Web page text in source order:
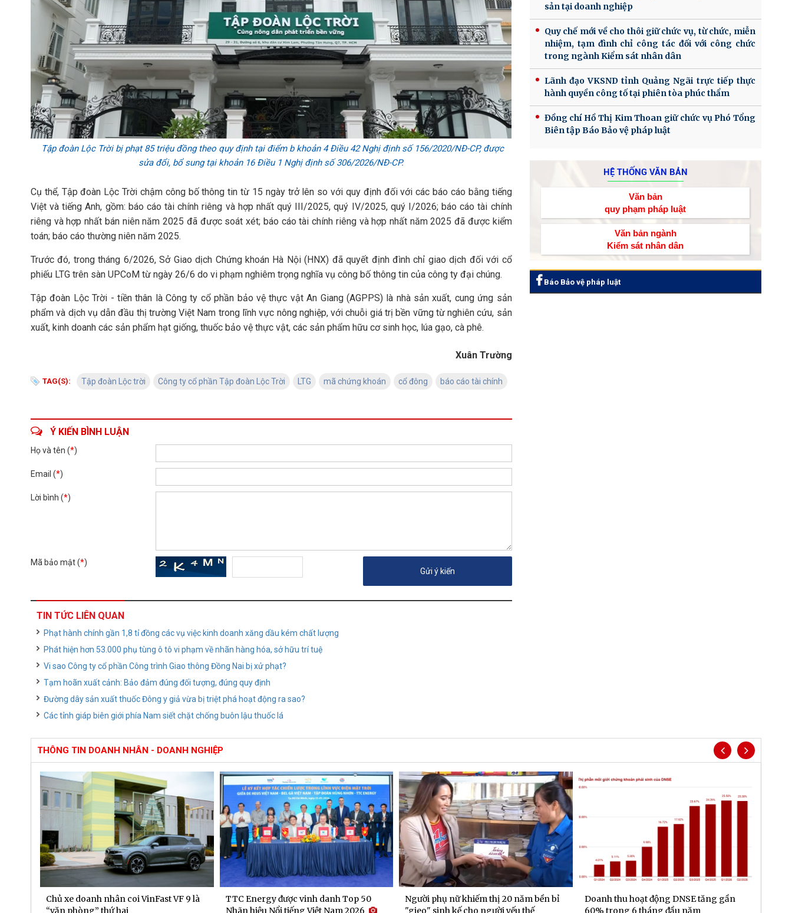
Tập đoàn Lộc Trời bị phạt 85 triệu đồng theo quy định tại điểm b khoản 4 Điều 42 Nghị định số 156/2020/NĐ-CP, được
sửa đổi, bổ sung tại khoản 16 Điều 1 Nghị định số 306/2026/NĐ-CP.
Cụ thể, Tập đoàn Lộc Trời chậm công bố thông tin từ 15 ngày trở lên so với quy định đối với các báo cáo bằng tiếng
Việt và tiếng Anh, gồm: báo cáo tài chính riêng và hợp nhất quý III/2025, quý IV/2025, quý I/2026; báo cáo tài chính
riêng và hợp nhất bán niên năm 2025 đã được soát xét; báo cáo tài chính riêng và hợp nhất năm 2025 đã được kiểm
toán; báo cáo thường niên năm 2025.
Trước đó, trong tháng 6/2026, Sở Giao dịch Chứng khoán Hà Nội (HNX) đã quyết định đình chỉ giao dịch đối với cổ
phiếu LTG trên sàn UPCoM từ ngày 26/6 do vi phạm nghiêm trọng nghĩa vụ công bố thông tin của công ty đại chúng.
Tập đoàn Lộc Trời - tiền thân là Công ty cổ phần bảo vệ thực vật An Giang (AGPPS) là nhà sản xuất, cung ứng sản
phẩm và dịch vụ dẫn đầu thị trường Việt Nam trong lĩnh vực nông nghiệp, với chuỗi giá trị bền vững từ nghiên cứu, sản
xuất, kinh doanh các sản phẩm hạt giống, thuốc bảo vệ thực vật, các sản phẩm hữu cơ sinh học, lúa gạo, cà phê.
Xuân Trường
TAG(S): Tập đoàn Lộc trời Công ty cổ phần Tập đoàn Lộc Trời LTG mã chứng khoán cổ đông báo cáo tài chính
Ý KIẾN BÌNH LUẬN
Họ và tên (*)
Email (*)
Lời bình (*)
Mã bảo mật (*)
TIN TỨC LIÊN QUAN
Phạt hành chính gần 1,8 tỉ đồng các vụ việc kinh doanh xăng dầu kém chất lượng
Phát hiện hơn 53.000 phụ tùng ô tô vi phạm về nhãn hàng hóa, sở hữu trí tuệ
Vi sao Công ty cổ phần Công trình Giao thông Đồng Nai bị xử phạt?
Tạm hoãn xuất cảnh: Bảo đảm đúng đối tượng, đúng quy định
Đường dây sản xuất thuốc Đông y giả vừa bị triệt phá hoạt động ra sao?
Các tỉnh giáp biên giới phía Nam siết chặt chống buôn lậu thuốc lá
sản tại doanh nghiệp
Quy chế mới về cho thôi giữ chức vụ, từ chức, miễn
nhiệm, tạm đình chỉ công tác đối với công chức
trong ngành Kiểm sát nhân dân
Lãnh đạo VKSND tỉnh Quảng Ngãi trực tiếp thực
hành quyền công tố tại phiên tòa phúc thẩm
Đồng chí Hồ Thị Kim Thoan giữ chức vụ Phó Tổng
Biên tập Báo Bảo vệ pháp luật
HỆ THỐNG VĂN BẢN
Văn bản
quy phạm pháp luật
Văn bản ngành
Kiểm sát nhân dân
Báo Bảo vệ pháp luật
THÔNG TIN DOANH NHÂN - DOANH NGHIỆP
Chủ xe doanh nhân coi VinFast VF 9 là
“văn phòng” thứ hai
TTC Energy được vinh danh Top 50
Nhãn hiệu Nổi tiếng Việt Nam 2026
Người phụ nữ khiếm thị 20 năm bền bỉ
"gieo" sinh kế cho người yếu thế
Doanh thu hoạt động DNSE tăng gần
60% trong 6 tháng đầu năm